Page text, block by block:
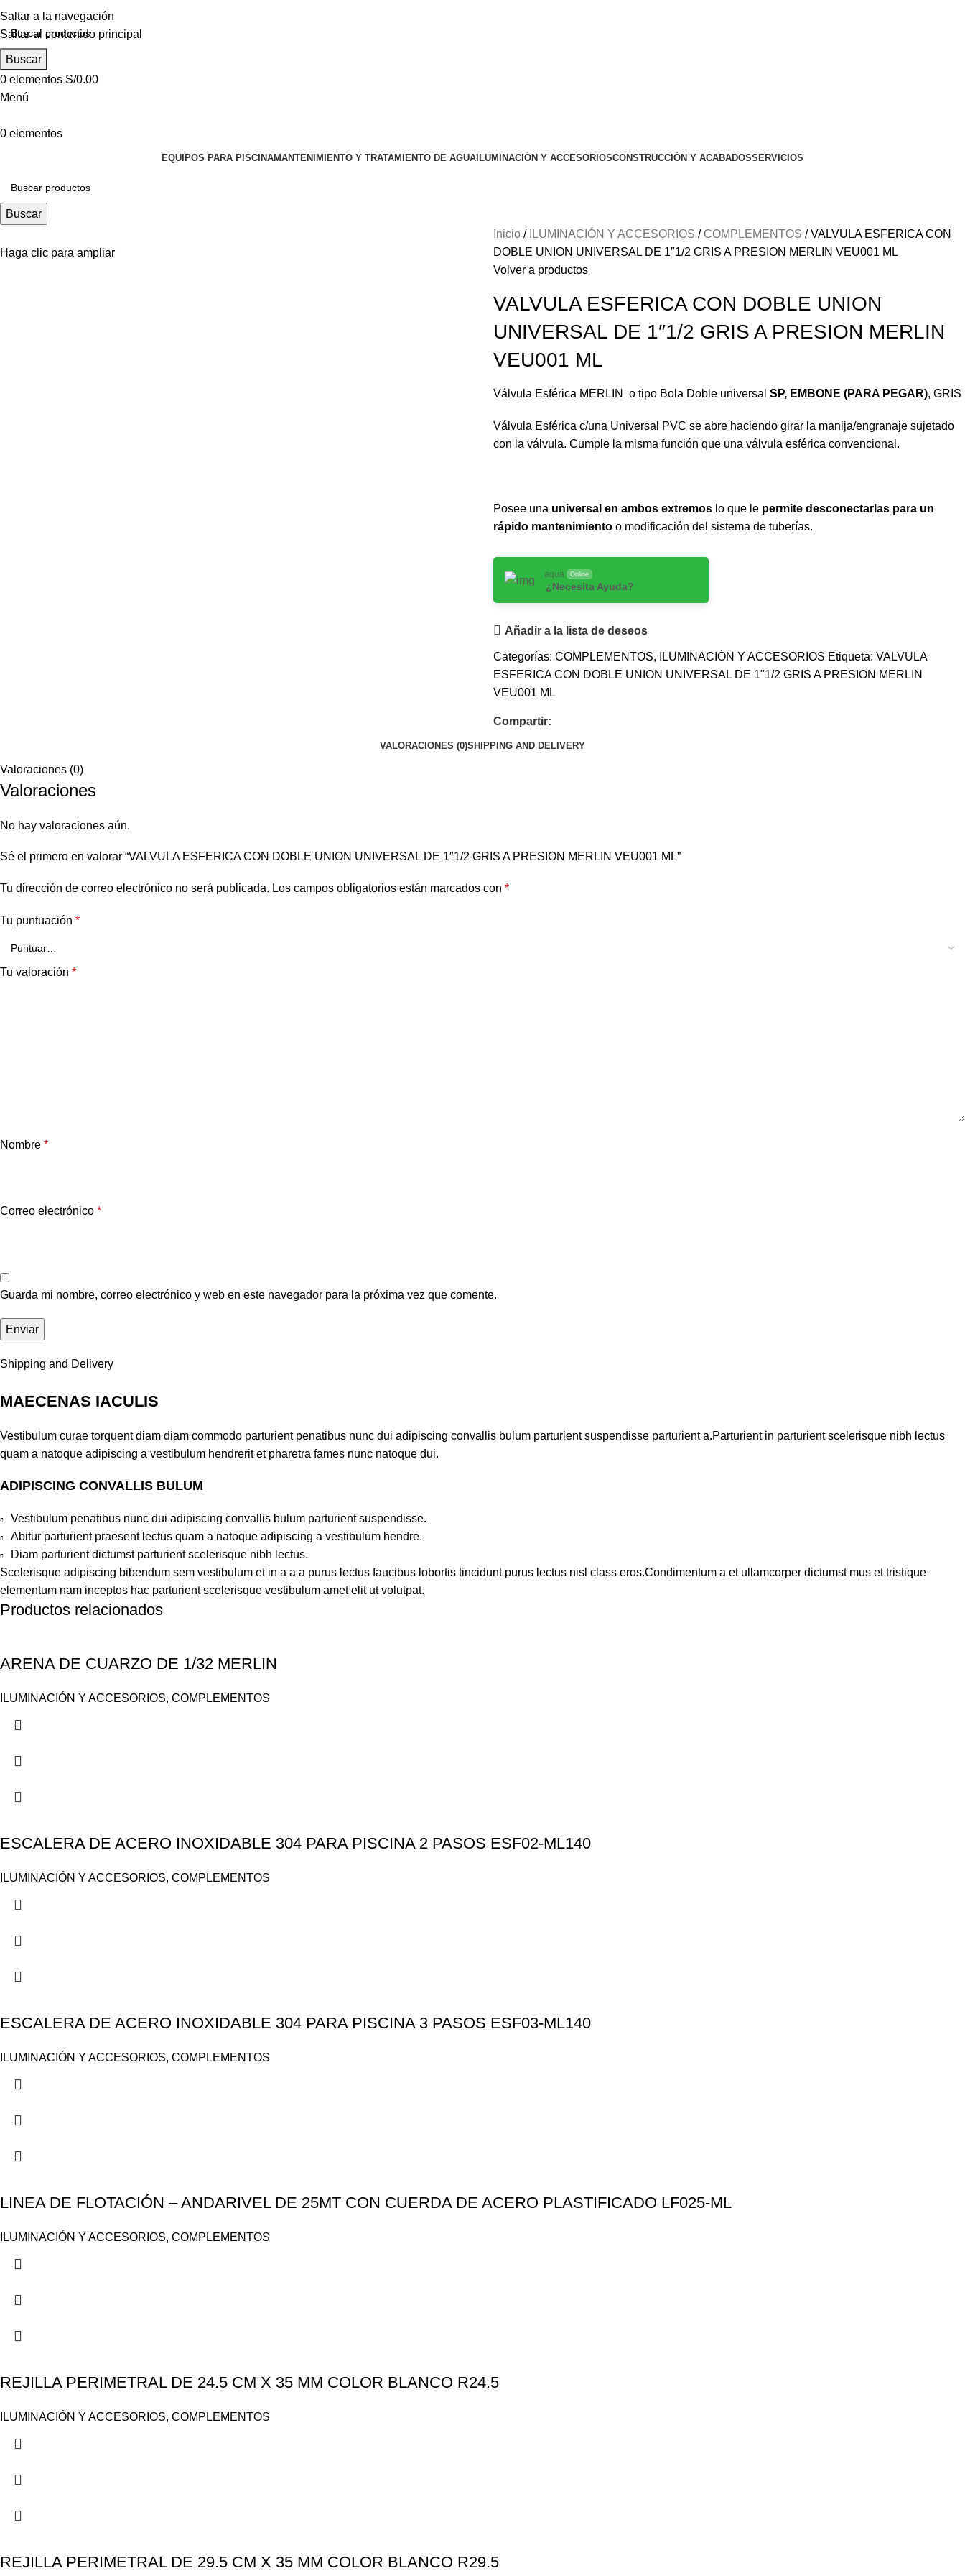
Saltar a la navegación
Saltar al contenido principal
Buscar
0 elementos S/0.00
Menú
0 elementos
EQUIPOS PARA PISCINAMANTENIMIENTO Y TRATAMIENTO DE AGUAILUMINACIÓN Y ACCESORIOSCONSTRUCCIÓN Y ACABADOSSERVICIOS
Buscar
Haga clic para ampliar
Inicio ILUMINACIÓN Y ACCESORIOS COMPLEMENTOS
VALVULA ESFERICA CON
DOBLE UNION UNIVERSAL DE 1″1/2 GRIS A PRESION MERLIN VEU001 ML
Volver a productos
VALVULA ESFERICA CON DOBLE UNION
UNIVERSAL DE 1″1/2 GRIS A PRESION MERLIN
VEU001 ML
Válvula Esférica MERLIN o tipo Bola Doble universal SP, EMBONE (PARA PEGAR), GRIS
Válvula Esférica c/una Universal PVC se abre haciendo girar la manija/engranaje sujetado
con la válvula. Cumple la misma función que una válvula esférica convencional.
Posee una universal en ambos extremos lo que le permite desconectarlas para un
rápido mantenimiento o modificación del sistema de tuberías.
aqua Online
¿Necesita Ayuda?
Añadir a la lista de deseos
Categorías: COMPLEMENTOS, ILUMINACIÓN Y ACCESORIOS Etiqueta: VALVULA
ESFERICA CON DOBLE UNION UNIVERSAL DE 1"1/2 GRIS A PRESION MERLIN
VEU001 ML
Compartir:
VALORACIONES (0)SHIPPING AND DELIVERY
Valoraciones (0)
Valoraciones
No hay valoraciones aún.
Sé el primero en valorar “VALVULA ESFERICA CON DOBLE UNION UNIVERSAL DE 1″1/2 GRIS A PRESION MERLIN VEU001 ML”
Tu dirección de correo electrónico no será publicada. Los campos obligatorios están marcados con *
Tu puntuación *
Tu valoración *
Nombre *
Correo electrónico *
Guarda mi nombre, correo electrónico y web en este navegador para la próxima vez que comente.
Shipping and Delivery
MAECENAS IACULIS
Vestibulum curae torquent diam diam commodo parturient penatibus nunc dui adipiscing convallis bulum parturient suspendisse parturient a.Parturient in parturient scelerisque nibh lectus
quam a natoque adipiscing a vestibulum hendrerit et pharetra fames nunc natoque dui.
ADIPISCING CONVALLIS BULUM
Vestibulum penatibus nunc dui adipiscing convallis bulum parturient suspendisse.
Abitur parturient praesent lectus quam a natoque adipiscing a vestibulum hendre.
Diam parturient dictumst parturient scelerisque nibh lectus.
Scelerisque adipiscing bibendum sem vestibulum et in a a a purus lectus faucibus lobortis tincidunt purus lectus nisl class eros.Condimentum a et ullamcorper dictumst mus et tristique
elementum nam inceptos hac parturient scelerisque vestibulum amet elit ut volutpat.
Productos relacionados
ARENA DE CUARZO DE 1/32 MERLIN
ILUMINACIÓN Y ACCESORIOS, COMPLEMENTOS
ESCALERA DE ACERO INOXIDABLE 304 PARA PISCINA 2 PASOS ESF02-ML140
ILUMINACIÓN Y ACCESORIOS, COMPLEMENTOS
ESCALERA DE ACERO INOXIDABLE 304 PARA PISCINA 3 PASOS ESF03-ML140
ILUMINACIÓN Y ACCESORIOS, COMPLEMENTOS
LINEA DE FLOTACIÓN – ANDARIVEL DE 25MT CON CUERDA DE ACERO PLASTIFICADO LF025-ML
ILUMINACIÓN Y ACCESORIOS, COMPLEMENTOS
REJILLA PERIMETRAL DE 24.5 CM X 35 MM COLOR BLANCO R24.5
ILUMINACIÓN Y ACCESORIOS, COMPLEMENTOS
REJILLA PERIMETRAL DE 29.5 CM X 35 MM COLOR BLANCO R29.5